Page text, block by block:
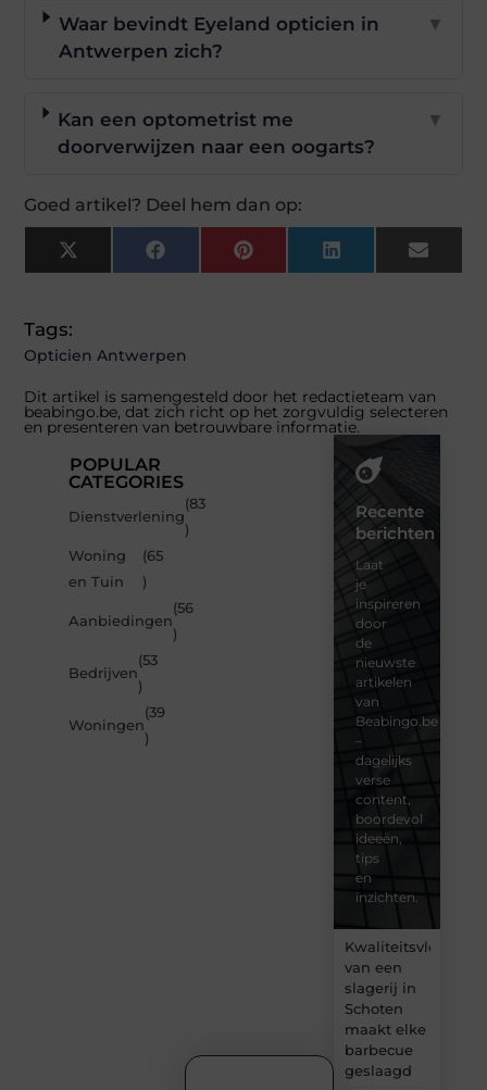
Waar bevindt Eyeland opticien in
Antwerpen zich?
▼
Kan een optometrist me
doorverwijzen naar een oogarts?
▼
Goed artikel? Deel hem dan op:
X
(Twitter)
FacebookPinterestLinkedInEmail
Tags:
Opticien Antwerpen
Dit artikel is samengesteld door het redactieteam van
beabingo.be, dat zich richt op het zorgvuldig selecteren
en presenteren van betrouwbare informatie.
POPULAR
CATEGORIES
Dienstverlening
(83
)
Woning
en Tuin
(65
)
Aanbiedingen
(56
)
Bedrijven
(53
)
Woningen
(39
)
Recente
berichten
Laat
je
inspireren
door
de
nieuwste
artikelen
van
Beabingo.be
–
dagelijks
verse
content,
boordevol
ideeën,
tips
en
inzichten.
Kwaliteitsvlees
van een
slagerij in
Schoten
maakt elke
barbecue
geslaagd